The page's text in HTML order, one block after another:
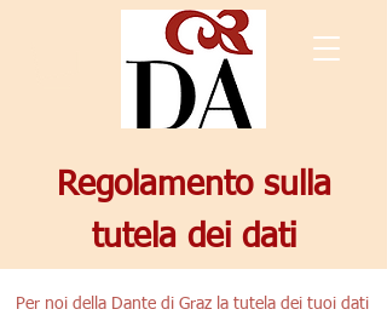
Regolamento sulla
tutela dei dati
Per noi della Dante di Graz la tutela dei tuoi dati